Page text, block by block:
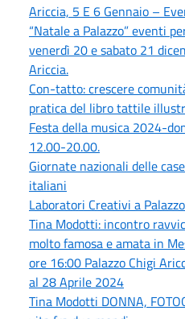
Ariccia, 5 E 6 Gennaio –
“Natale a Palazzo” eventi
venerdì 20 e sabato 21
Ariccia.
Con-tatto: crescere
pratica del libro tattile
Festa della musica 2024-
12.00-20.00.
Giornate nazionali delle
italiani
Laboratori Creativi a
Tina Modotti: incontro
molto famosa e amata in
ore 16:00 Palazzo Chigi
al 28 Aprile 2024
Tina Modotti DONNA,